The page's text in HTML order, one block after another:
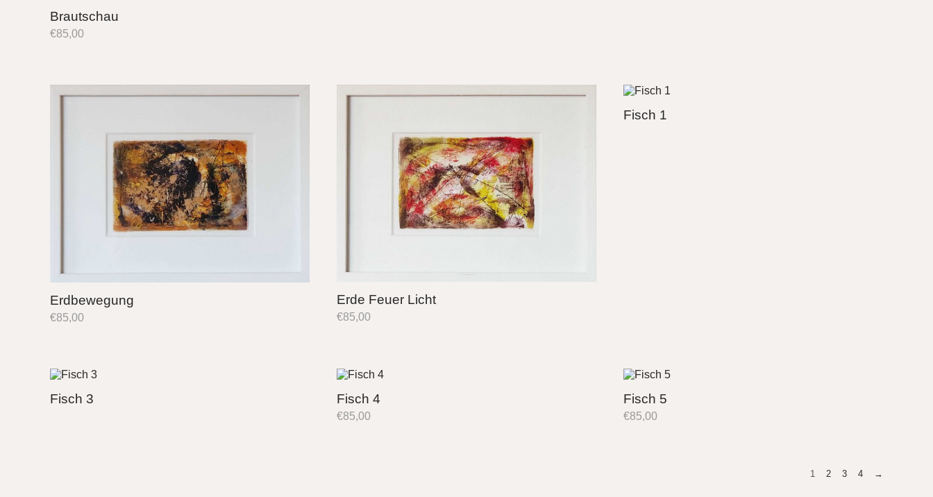
Brautschau
€85,00
Erdbewegung
€85,00
Erde Feuer Licht
€85,00
Fisch 1
Fisch 3 Fisch 4
€85,00
Fisch 5
€85,00
1 2 3 4 →